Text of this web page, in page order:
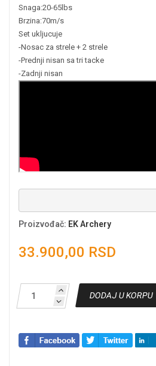
Snaga:20-65lbs
Brzina:70m/s
Set ukljucuje
-Nosac za strele + 2 strele
-Prednji nisan sa tri tacke
-Zadnji nisan
Proizvođač: EK Archery
33.900,00 RSD
DODAJ U KORPU